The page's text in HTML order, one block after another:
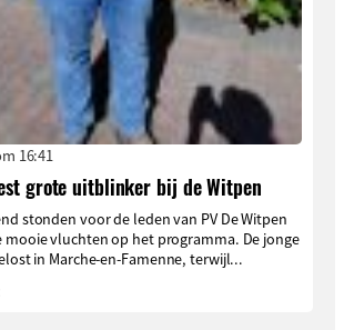
16:41
grote uitblinker bij de Witpen
stonden voor de leden van PV De Witpen
mooie vluchten op het programma. De jonge
in Marche-en-Famenne, terwijl...